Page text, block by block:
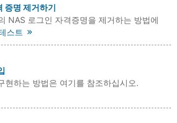
명 제거하기
NAS 로그인 자격증명을 제거하는 방법에
스트
현하는 방법은 여기를 참조하십시오.